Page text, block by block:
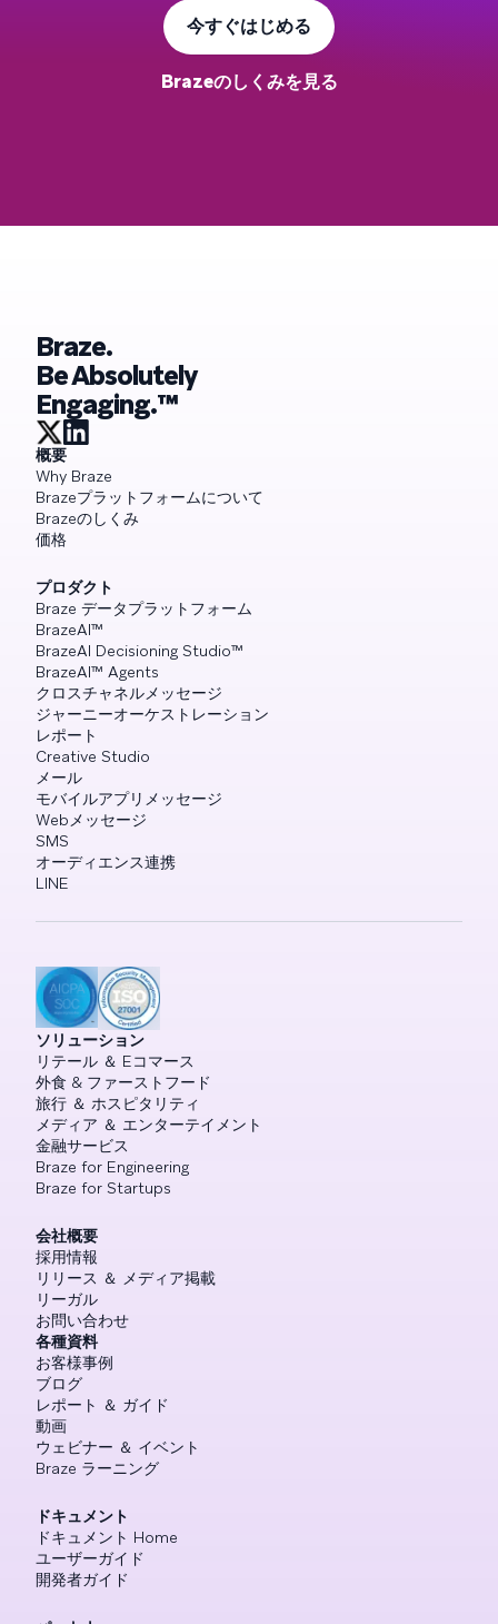
今すぐはじめる
Brazeのしくみを見る
Braze.
Be Absolutely
Engaging.™
概要
Why Braze
Brazeプラットフォームについて
Brazeのしくみ
価格
プロダクト
Braze データプラットフォーム
BrazeAI™
BrazeAI Decisioning Studio™
BrazeAI™ Agents
クロスチャネルメッセージ
ジャーニーオーケストレーション
レポート
Creative Studio
メール
モバイルアプリメッセージ
Webメッセージ
SMS
オーディエンス連携
LINE
ソリューション
リテール ＆ Eコマース
外食 & ファーストフード
旅行 ＆ ホスピタリティ
メディア ＆ エンターテイメント
金融サービス
Braze for Engineering
Braze for Startups
会社概要
採用情報
リリース ＆ メディア掲載
リーガル
お問い合わせ
各種資料
お客様事例
ブログ
レポート ＆ ガイド
動画
ウェビナー ＆ イベント
Braze ラーニング
ドキュメント
ドキュメント Home
ユーザーガイド
開発者ガイド